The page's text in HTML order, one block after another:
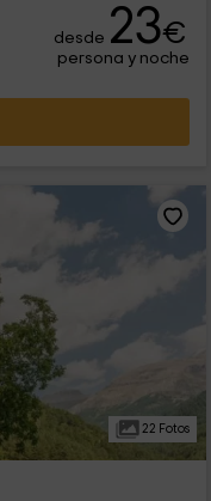
desde 23€
persona y noche
22 Fotos